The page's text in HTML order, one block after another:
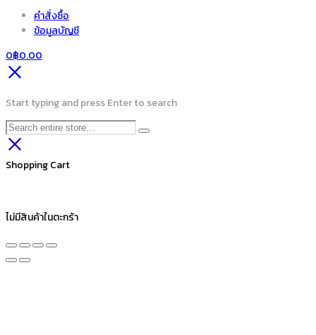
คำสั่งซื้อ
ข้อมูลบัญชี
0฿0.00
Start typing and press Enter to search
Shopping Cart
ไม่มีสินค้าในตะกร้า